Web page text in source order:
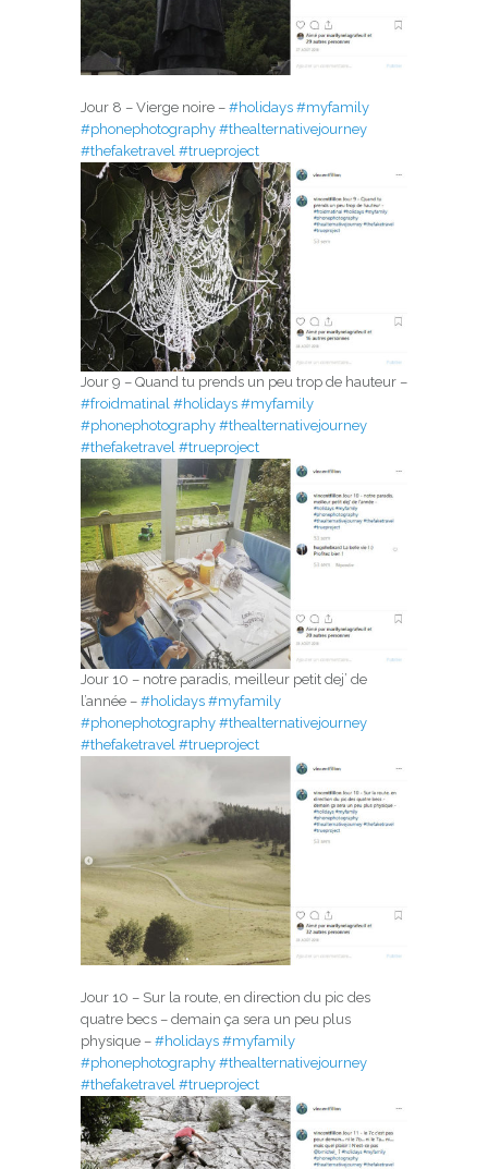
Jour 8 – Vierge noire – #holidays #myfamily
#phonephotography #thealternativejourney
#thefaketravel #trueproject
Jour 9 – Quand tu prends un peu trop de hauteur –
#froidmatinal #holidays #myfamily
#phonephotography #thealternativejourney
#thefaketravel #trueproject
Jour 10 – notre paradis, meilleur petit dej’ de
l’année – #holidays #myfamily
#phonephotography #thealternativejourney
#thefaketravel #trueproject
Jour 10 – Sur la route, en direction du pic des
quatre becs – demain ça sera un peu plus
physique – #holidays #myfamily
#phonephotography #thealternativejourney
#thefaketravel #trueproject